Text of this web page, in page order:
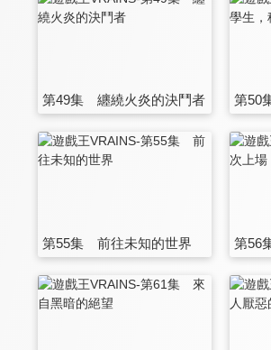
第49集 纏繞火炎的決鬥者 第50
第55集 前往未知的世界